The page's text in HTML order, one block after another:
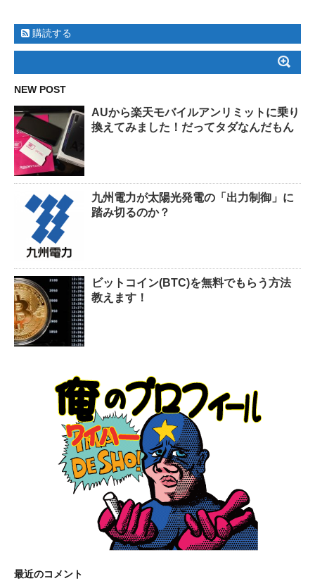
購読する
NEW POST
AUから楽天モバイルアンリミットに乗り
換えてみました！だってタダなんだもん
九州電力が太陽光発電の「出力制御」に
踏み切るのか？
ビットコイン(BTC)を無料でもらう方法
教えます！
最近のコメント